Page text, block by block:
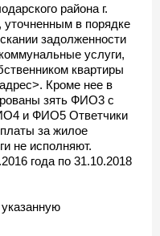
района г.
уточненным в порядке
задолженности
услуги,
квартиры
Кроме нее в
зять ФИО3 с
и ФИО5 Ответчики
за жилое
не исполняют.
года по 31.10.2018